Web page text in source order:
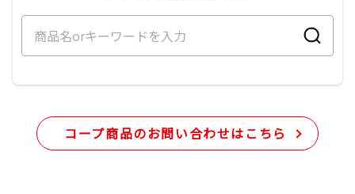
コープ商品のお問い合わせはこちら